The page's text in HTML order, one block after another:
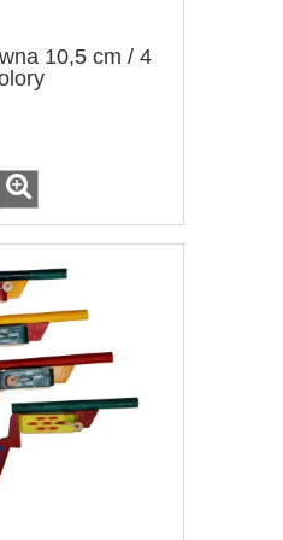
10,5 cm / 4